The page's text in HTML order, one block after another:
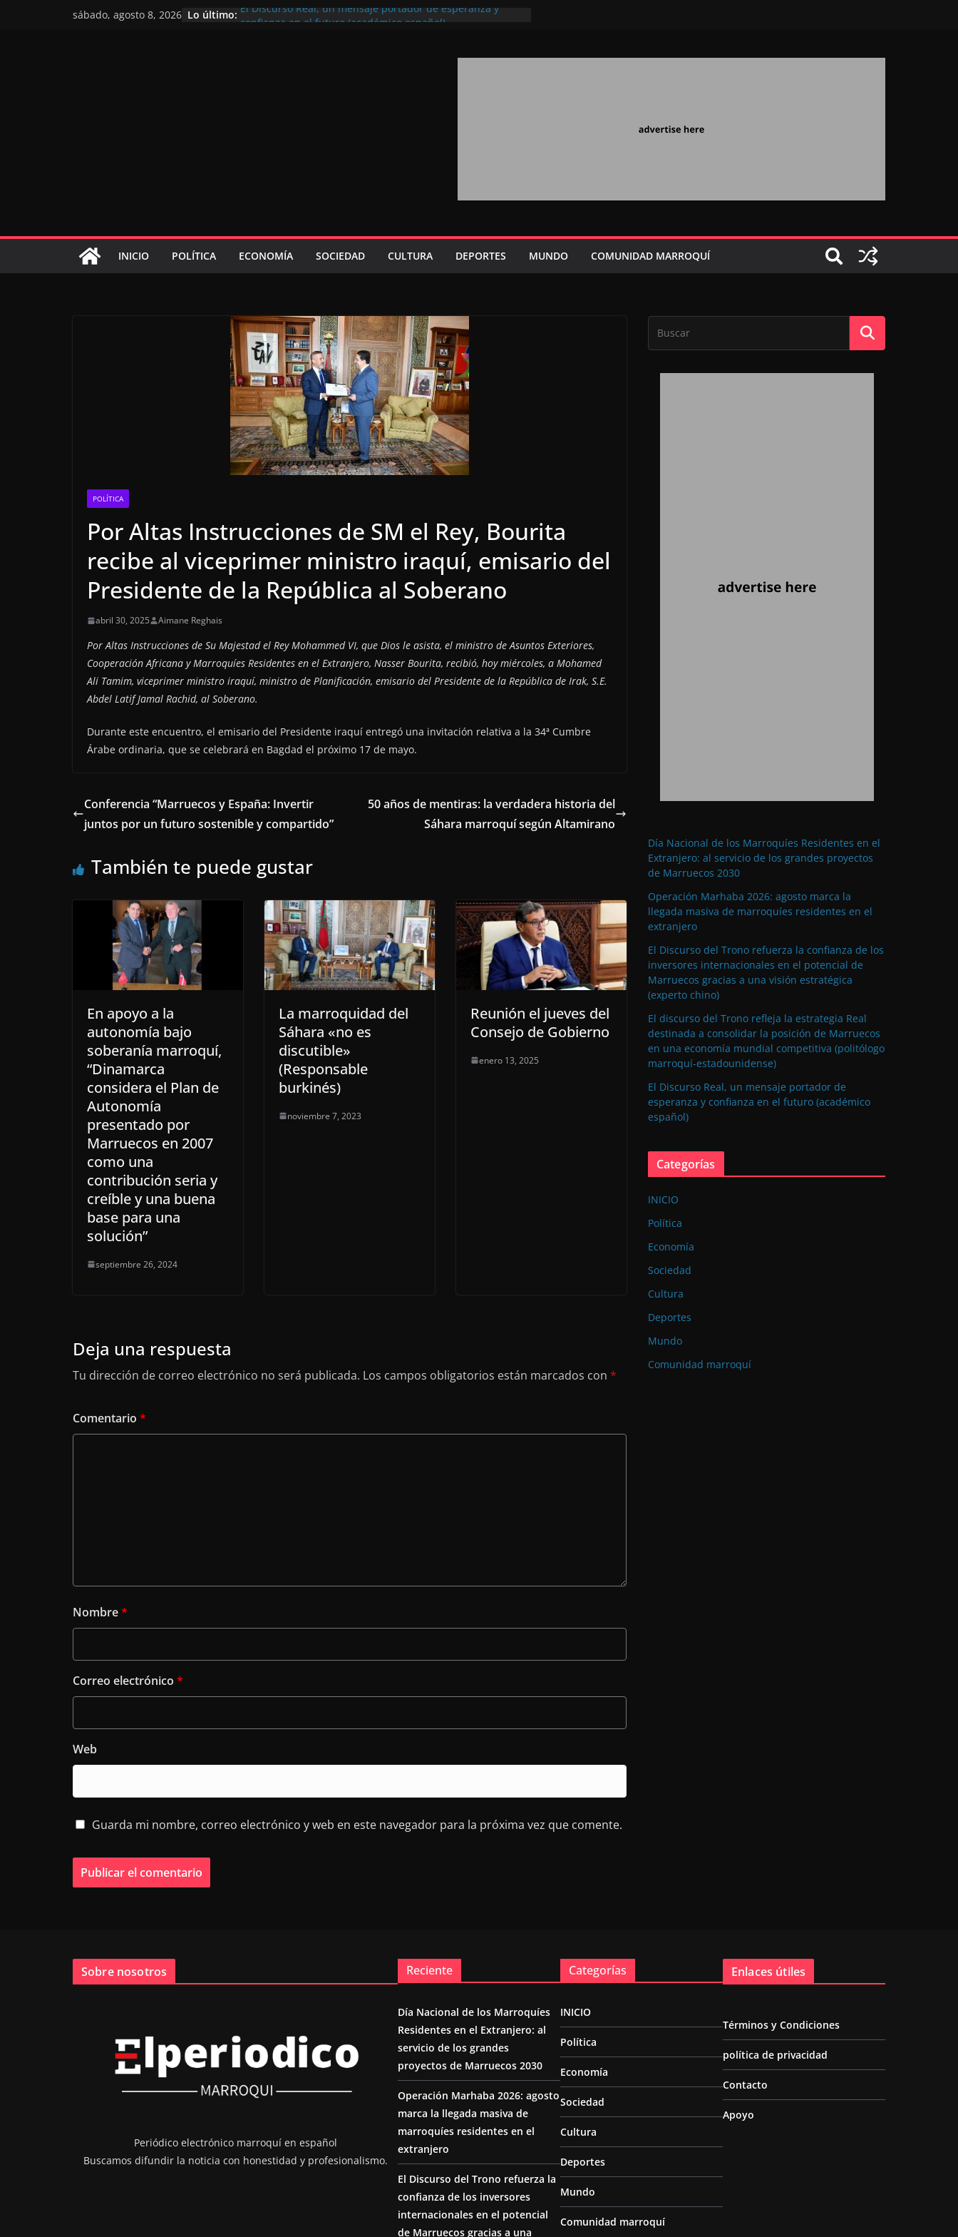
sábado, agosto 8, 2026 Lo último: El Discurso Real, un mensaje portador de esperanza y
Extranjero: al servicio de los grandes proyectos de
INICIO POLÍTICA ECONOMÍA SOCIEDAD CULTURA DEPORTES MUNDO COMUNIDAD MARROQUÍ
POLÍTICA
Por Altas Instrucciones de SM el Rey, Bourita
recibe al viceprimer ministro iraquí, emisario del
Presidente de la República al Soberano
abril 30, 2025 Aimane Reghais
Por Altas Instrucciones de Su Majestad el Rey Mohammed VI, que Dios le asista, el ministro de Asuntos Exteriores,
Cooperación Africana y Marroquíes Residentes en el Extranjero, Nasser Bourita, recibió, hoy miércoles, a Mohamed
Ali Tamim, viceprimer ministro iraquí, ministro de Planificación, emisario del Presidente de la República de Irak, S.E.
Abdel Latif Jamal Rachid, al Soberano.
Durante este encuentro, el emisario del Presidente iraquí entregó una invitación relativa a la 34ª Cumbre
Árabe ordinaria, que se celebrará en Bagdad el próximo 17 de mayo.
Conferencia “Marruecos y España: Invertir
juntos por un futuro sostenible y compartido”
50 años de mentiras: la verdadera historia del
Sáhara marroquí según Altamirano
También te puede gustar
En apoyo a la
autonomía bajo
soberanía marroquí,
“Dinamarca
considera el Plan de
Autonomía
presentado por
Marruecos en 2007
como una
contribución seria y
creíble y una buena
base para una
solución”
septiembre 26, 2024
La marroquidad del
Sáhara «no es
discutible»
(Responsable
burkinés)
noviembre 7, 2023
Reunión el jueves del
Consejo de Gobierno
enero 13, 2025
Deja una respuesta
Tu dirección de correo electrónico no será publicada. Los campos obligatorios están marcados con *
Comentario *
Nombre*
Correo electrónico *
Web
Guarda mi nombre, correo electrónico y web en este navegador para la próxima vez que comente.
Día Nacional de los Marroquíes Residentes en el
Extranjero: al servicio de los grandes proyectos
de Marruecos 2030
Operación Marhaba 2026: agosto marca la
llegada masiva de marroquíes residentes en el
extranjero
El Discurso del Trono refuerza la confianza de los
inversores internacionales en el potencial de
Marruecos gracias a una visión estratégica
(experto chino)
El discurso del Trono refleja la estrategia Real
destinada a consolidar la posición de Marruecos
en una economía mundial competitiva (politólogo
marroquí-estadounidense)
El Discurso Real, un mensaje portador de
esperanza y confianza en el futuro (académico
español)
Categorías
INICIO
Política
Economía
Sociedad
Cultura
Deportes
Mundo
Comunidad marroquí
Sobre nosotros
Periódico electrónico marroquí en español
Buscamos difundir la noticia con honestidad y profesionalismo.
Reciente
Día Nacional de los Marroquíes
Residentes en el Extranjero: al
servicio de los grandes
proyectos de Marruecos 2030
Operación Marhaba 2026: agosto
marca la llegada masiva de
marroquíes residentes en el
extranjero
El Discurso del Trono refuerza la
confianza de los inversores
internacionales en el potencial
de Marruecos gracias a una
Categorías
INICIO
Política
Economía
Sociedad
Cultura
Deportes
Mundo
Comunidad marroquí
Enlaces útiles
Términos y Condiciones
política de privacidad
Contacto
Apoyo